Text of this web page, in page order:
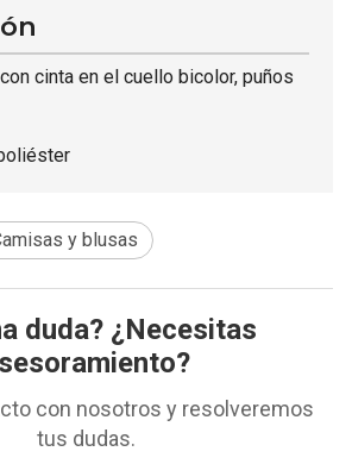
cinta en el cuello bicolor, puños
y blusas
duda? ¿Necesitas
con nosotros y resolveremos
tus dudas.